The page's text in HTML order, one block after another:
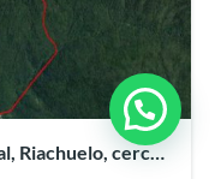
Riachuelo, cerca